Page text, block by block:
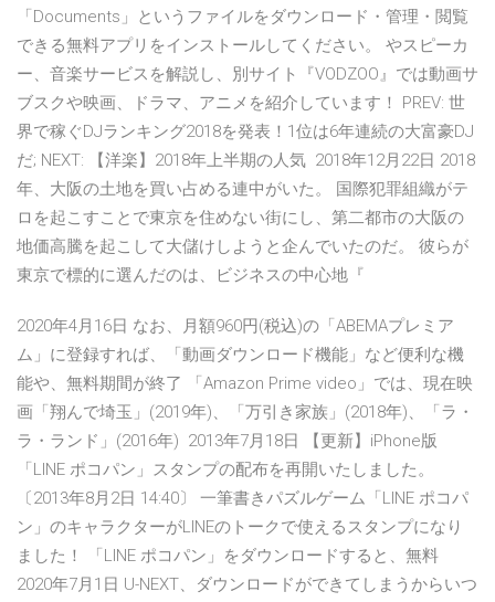
「Documents」というファイルをダウンロード・管理・閲覧
できる無料アプリをインストールしてください。 やスピーカ
ー、音楽サービスを解説し、別サイト『VODZOO』では動画サ
ブスクや映画、ドラマ、アニメを紹介しています！ PREV: 世
界で稼ぐDJランキング2018を発表！1位は6年連続の大富豪DJ
だ; NEXT: 【洋楽】2018年上半期の人気 2018年12月22日 2018
年、大阪の土地を買い占める連中がいた。 国際犯罪組織がテ
ロを起こすことで東京を住めない街にし、第二都市の大阪の
地価高騰を起こして大儲けしようと企んでいたのだ。 彼らが
東京で標的に選んだのは、ビジネスの中心地『
2020年4月16日 なお、月額960円(税込)の「ABEMAプレミア
ム」に登録すれば、「動画ダウンロード機能」など便利な機
能や、無料期間が終了 「Amazon Prime video」では、現在映
画「翔んで埼玉」(2019年)、「万引き家族」(2018年)、「ラ・
ラ・ランド」(2016年) 2013年7月18日 【更新】iPhone版
「LINE ポコパン」スタンプの配布を再開いたしました。
〔2013年8月2日 14:40〕 一筆書きパズルゲーム「LINE ポコパ
ン」のキャラクターがLINEのトークで使えるスタンプになり
ました！ 「LINE ポコパン」をダウンロードすると、無料
2020年7月1日 U-NEXT、ダウンロードができてしまうからいつ